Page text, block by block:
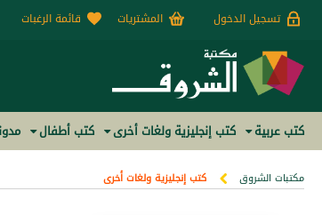
تسجيل الدخول المشتريات قائمة الرغبات
كتب عربية كتب إنجليزية ولغات أخرى كتب أطفال
مكتبات الشروق كتب إنجليزية ولغات أخرى